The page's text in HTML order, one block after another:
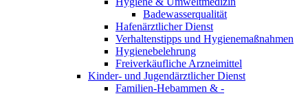
Badewasserqualität
Hafenärztlicher Dienst
Verhaltenstipps und Hygienemaßnahmen
Hygienebelehrung
Freiverkäufliche Arzneimittel
Kinder- und Jugendärztlicher Dienst
Familien-Hebammen & -